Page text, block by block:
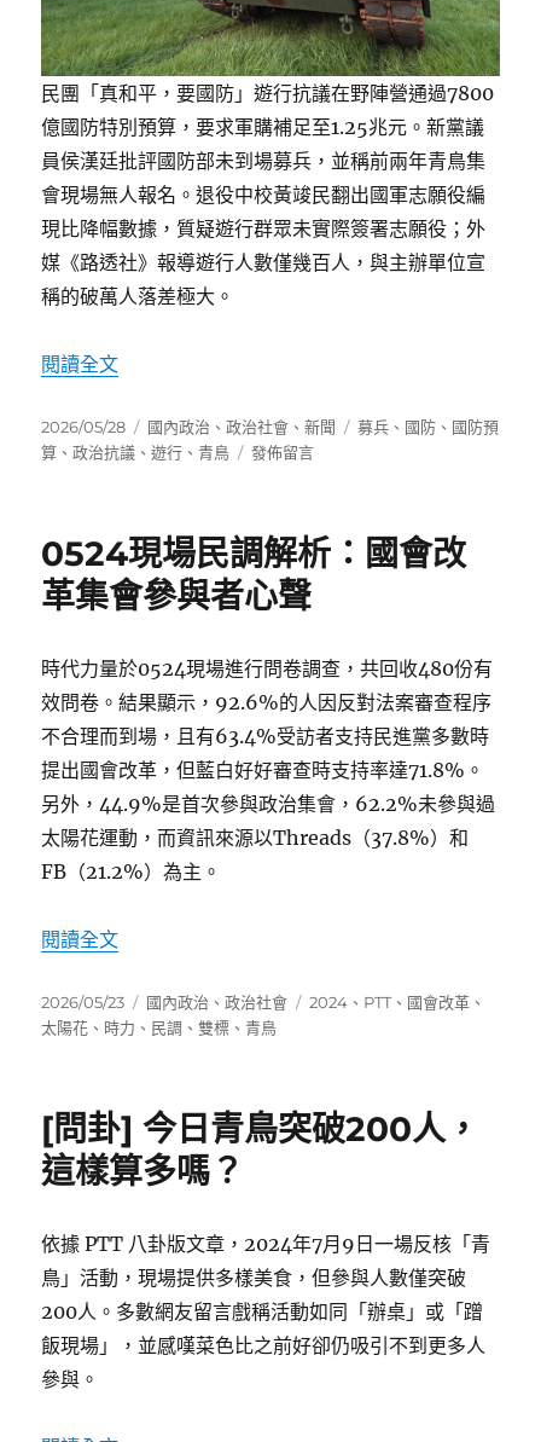
民團「真和平，要國防」遊行抗議在野陣營通過7800
億國防特別預算，要求軍購補足至1.25兆元。新黨議
員侯漢廷批評國防部未到場募兵，並稱前兩年青鳥集
會現場無人報名。退役中校黃竣民翻出國軍志願役編
現比降幅數據，質疑遊行群眾未實際簽署志願役；外
媒《路透社》報導遊行人數僅幾百人，與主辦單位宣
稱的破萬人落差極大。
閱讀全文〈民團「挺國防」遊行 侯漢廷秀青鳥集會募兵成
發
佈
2026/05/28
分
類
國內政治 、政治社會 、新聞
標
募兵 、 國防 、 國防預
算 、政治抗議 、遊行 、青鳥
在
國
防」
遊
漢
廷
秀
鳥
集
會
憐
啊〉
發佈留言
0524現場民調解析：國會改
革集會參與者心聲
時代力量於0524現場進行問卷調查，共回收480份有
效問卷。結果顯示，92.6%的人因反對法案審查程序
不合理而到場，且有63.4%受訪者支持民進黨多數時
提出國會改革，但藍白好好審查時支持率達71.8%。
另外，44.9%是首次參與政治集會，62.2%未參與過
太陽花運動，而資訊來源以Threads（37.8%）和
FB（21.2%）為主。
閱讀全文〈0524現場民調解析：國會改革集會參與者心聲
發
佈
2026/05/23
分
類
國內政治 、政治社會
標
2024 、 PTT、 國會改革 、
太陽花 、 時力 、 民調 、雙標 、青鳥
[問卦] 今日青鳥突破200人，
這樣算多嗎？
依據 PTT 八卦版文章，2024年7月9日一場反核「青
鳥」活動，現場提供多樣美食，但參與人數僅突破
200人。多數網友留言戲稱活動如同「辦桌」或「蹭
飯現場」，並感嘆菜色比之前好卻仍吸引不到更多人
參與。